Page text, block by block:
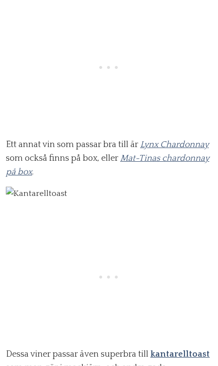
Ett annat vin som passar bra till är Lynx Chardonnay
som också finns på box, eller Mat-Tinas chardonnay
på box.
Dessa viner passar även superbra till kantarelltoast